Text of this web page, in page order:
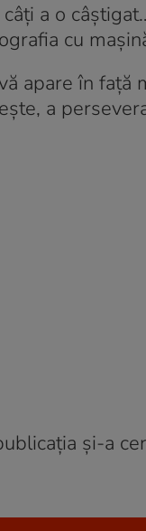
a o
cu
apare în
a
și-a